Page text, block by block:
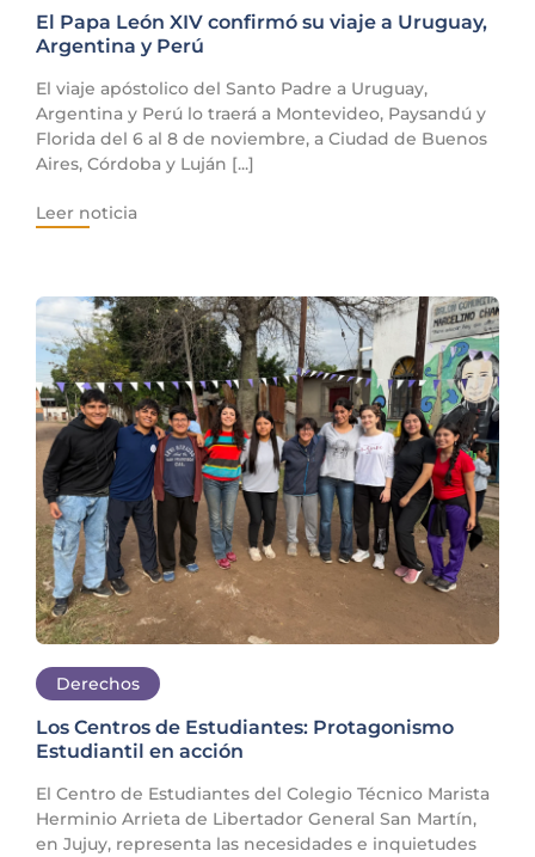
El Papa León XIV confirmó su viaje a Uruguay,
Argentina y Perú
El viaje apóstolico del Santo Padre a Uruguay,
Argentina y Perú lo traerá a Montevideo, Paysandú y
Florida del 6 al 8 de noviembre, a Ciudad de Buenos
Aires, Córdoba y Luján [...]
Leer noticia
Derechos
Los Centros de Estudiantes: Protagonismo
Estudiantil en acción
El Centro de Estudiantes del Colegio Técnico Marista
Herminio Arrieta de Libertador General San Martín,
en Jujuy, representa las necesidades e inquietudes